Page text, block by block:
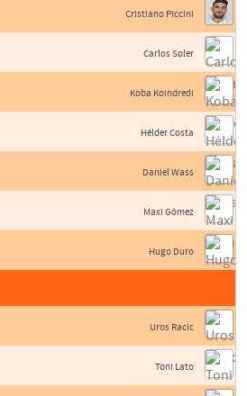
Cristiano Piccini
Carlos Soler
Koba Koindredi
Hélder Costa
Daniel Wass
Maxi Gómez
Hugo Duro
Uros Racic
Toni Lato